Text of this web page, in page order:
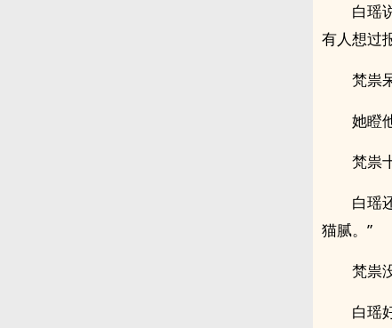
白瑶
有人想过
梵祟
她瞪
梵祟
白瑶
猫腻。”
梵祟
白瑶